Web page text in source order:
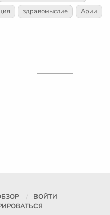
здравомыслие
Арии
ВОЙТИ